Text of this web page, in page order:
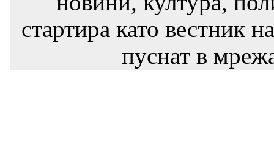
стартира като вестник
пуснат в